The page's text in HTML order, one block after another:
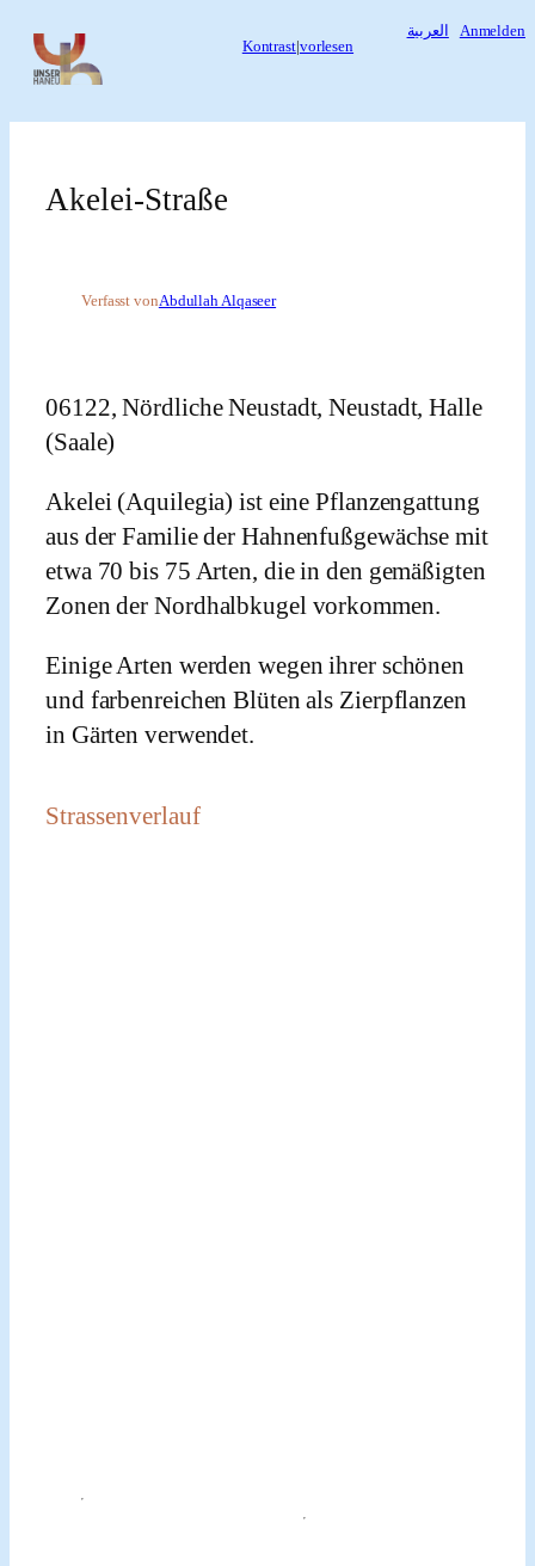
Inhalt
springen
Kontrast| vorlesen
العربية Anmelden
Akelei-Straße
Verfasst vonAbdullah Alqaseer
06122, Nördliche Neustadt, Neustadt, Halle
(Saale)
Akelei (Aquilegia) ist eine Pflanzengattung
aus der Familie der Hahnenfußgewächse mit
etwa 70 bis 75 Arten, die in den gemäßigten
Zonen der Nordhalbkugel vorkommen.
Einige Arten werden wegen ihrer schönen
und farbenreichen Blüten als Zierpflanzen
in Gärten verwendet.
Strassenverlauf